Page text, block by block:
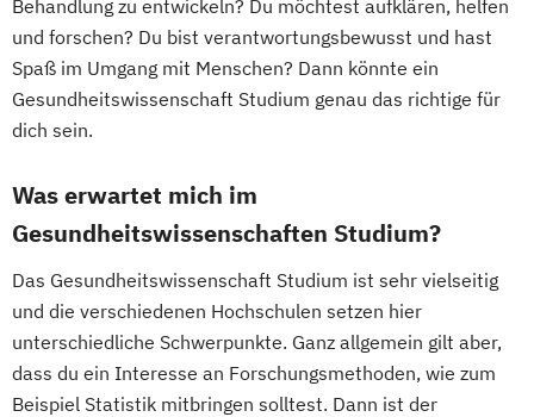
Behandlung zu entwickeln? Du möchtest aufklären, helfen
und forschen? Du bist verantwortungsbewusst und hast
Spaß im Umgang mit Menschen? Dann könnte ein
Gesundheitswissenschaft Studium genau das richtige für
dich sein.
Was erwartet mich im
Gesundheitswissenschaften Studium?
Das Gesundheitswissenschaft Studium ist sehr vielseitig
und die verschiedenen Hochschulen setzen hier
unterschiedliche Schwerpunkte. Ganz allgemein gilt aber,
dass du ein Interesse an Forschungsmethoden, wie zum
Beispiel Statistik mitbringen solltest. Dann ist der